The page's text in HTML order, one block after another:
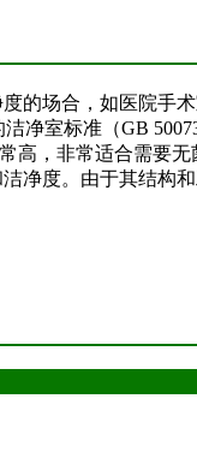
的场合，如医院
净室标准（GB
高，非常适合需要
度。由于其结构